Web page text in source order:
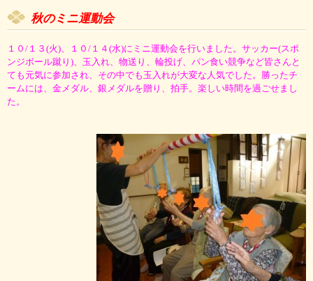
秋のミニ運動会
１０/１３(火)、１０/１４(水)にミニ運動会を行いました。サッカー(スポ
ンジボール蹴り)、玉入れ、物送り、輪投げ、パン食い競争など皆さんと
ても元気に参加され、その中でも玉入れが大変な人気でした。勝ったチ
ームには、金メダル、銀メダルを贈り、拍手。楽しい時間を過ごせまし
た。